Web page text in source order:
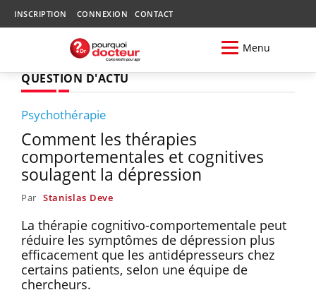
INSCRIPTION CONNEXION CONTACT
Menu
QUESTION D'ACTU
Psychothérapie
Comment les thérapies
comportementales et cognitives
soulagent la dépression
Par Stanislas Deve
La thérapie cognitivo-comportementale peut
réduire les symptômes de dépression plus
efficacement que les antidépresseurs chez
certains patients, selon une équipe de
chercheurs.